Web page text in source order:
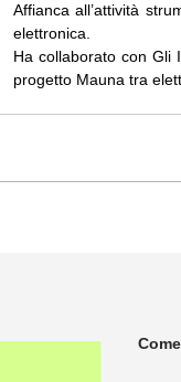
Affianca all’attività
elettronica.
Ha collaborato con Gli
progetto Mauna tra